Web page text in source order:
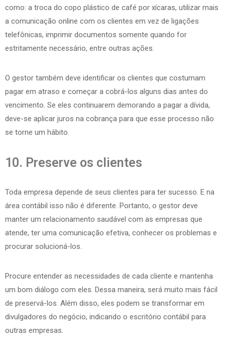
como: a troca do copo plástico de café por xícaras, utilizar mais
a comunicação online com os clientes em vez de ligações
telefônicas, imprimir documentos somente quando for
estritamente necessário, entre outras ações.
O gestor também deve identificar os clientes que costumam
pagar em atraso e começar a cobrá-los alguns dias antes do
vencimento. Se eles continuarem demorando a pagar a dívida,
deve-se aplicar juros na cobrança para que esse processo não
se torne um hábito.
10. Preserve os clientes
Toda empresa depende de seus clientes para ter sucesso. E na
área contábil isso não é diferente. Portanto, o gestor deve
manter um relacionamento saudável com as empresas que
atende, ter uma comunicação efetiva, conhecer os problemas e
procurar solucioná-los.
Procure entender as necessidades de cada cliente e mantenha
um bom diálogo com eles. Dessa maneira, será muito mais fácil
de preservá-los. Além disso, eles podem se transformar em
divulgadores do negócio, indicando o escritório contábil para
outras empresas.